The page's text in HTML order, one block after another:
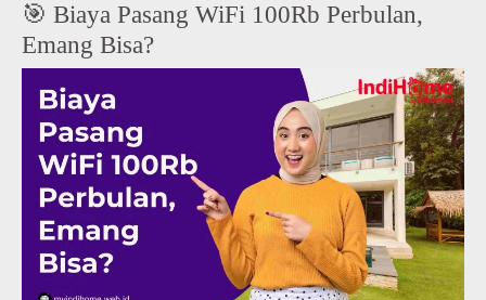
🎯 Biaya Pasang WiFi 100Rb Perbulan,
Emang Bisa?